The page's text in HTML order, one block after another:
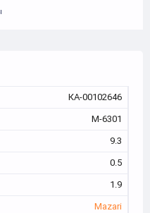
КА-00102646
M-6301
9.3
0.5
1.9
Mazari